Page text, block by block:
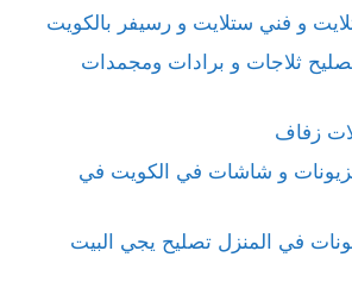
و فني ستلايت و رسيفر بالكويت
ثلاجات و برادات ومجمدات
زفاف
و شاشات في الكويت في
في المنزل تصليح يجي البيت